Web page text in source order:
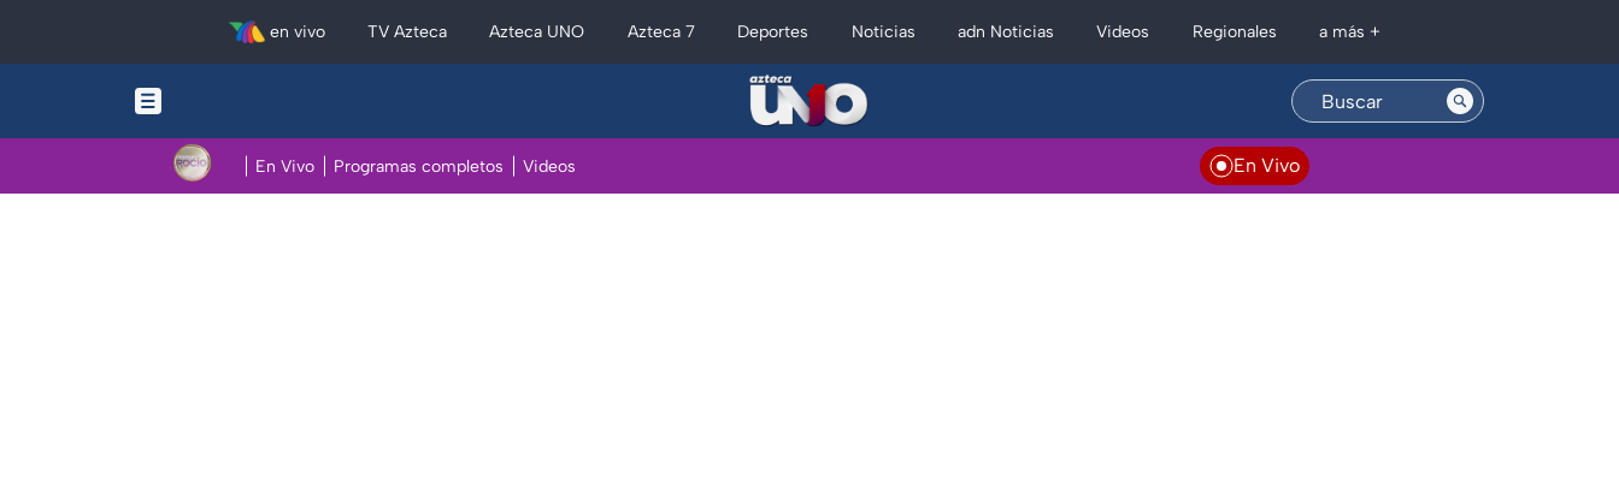
en vivo TV Azteca Azteca UNO Azteca 7 Deportes Noticias adn Noticias Videos Regionales a más +
En Vivo Programas completos Videos En Vivo